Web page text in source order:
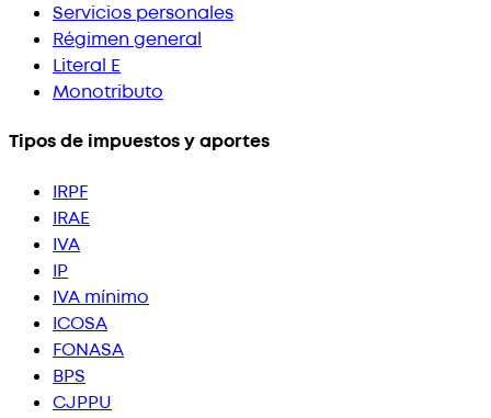
Servicios personales
Régimen general
Literal E
Monotributo
Tipos de impuestos y aportes
IRPF
IRAE
IVA
IP
IVA mínimo
ICOSA
FONASA
BPS
CJPPU